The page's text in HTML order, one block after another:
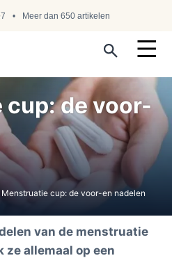
Meer dan 650 artikelen
de voor-
Menstruatie cup: de voor-en nadelen
van de menstruatie
allemaal op een